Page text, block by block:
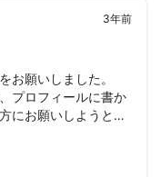
3年前
お願いしました。
プロフィールに書か
にお願いしようと思
く説明してください